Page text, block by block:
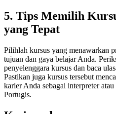
5. Tips Memilih
yang Tepat
Pilihlah kursus yang menawarkan
tujuan dan gaya belajar Anda.
penyelenggara kursus dan baca
Pastikan juga kursus tersebut
karier Anda sebagai interpreter
Portugis.